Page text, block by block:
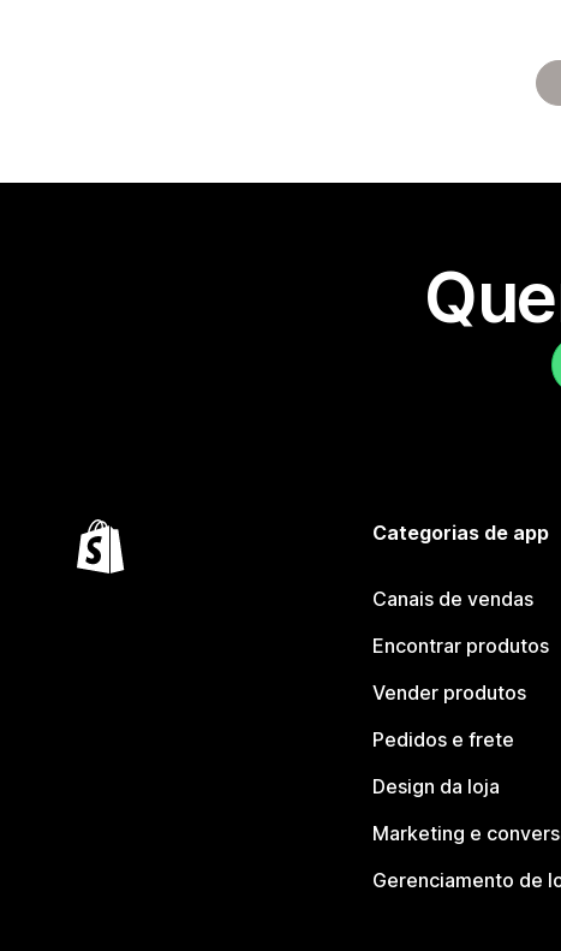
Categorias de app
Canais de vendas
Encontrar produtos
Vender produtos
Pedidos e frete
Design da loja
Marketing e
Gerenciamento de